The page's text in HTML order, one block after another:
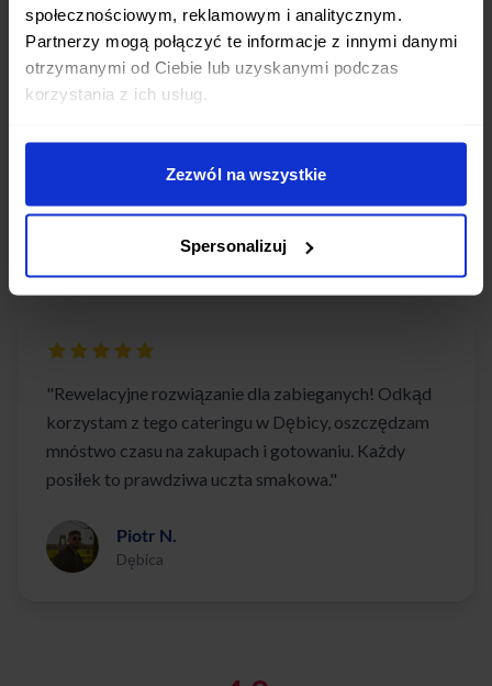
społecznościowym, reklamowym i analitycznym.
Partnerzy mogą połączyć te informacje z innymi danymi
otrzymanymi od Ciebie lub uzyskanymi podczas
korzystania z ich usług.
Zezwól na wszystkie
Spersonalizuj
"Bardzo polecam ten catering każdemu
mieszkańcowi Dębicy! Posiłki są zdrowe,
Magdalena S.
"Rewelacyjne rozwiązanie dla zabieganych! Odkąd
korzystam z tego cateringu w Dębicy, oszczędzam
mnóstwo czasu na zakupach i gotowaniu. Każdy
posiłek to prawdziwa uczta smakowa."
Piotr N.
Dębica